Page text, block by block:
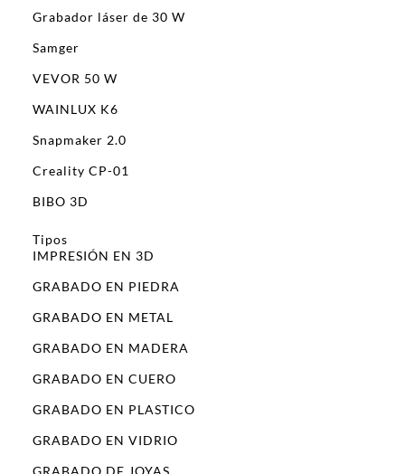
Grabador láser de 30 W
Samger
VEVOR 50 W
WAINLUX K6
Snapmaker 2.0
Creality CP-01
BIBO 3D
Tipos
IMPRESIÓN EN 3D
GRABADO EN PIEDRA
GRABADO EN METAL
GRABADO EN MADERA
GRABADO EN CUERO
GRABADO EN PLASTICO
GRABADO EN VIDRIO